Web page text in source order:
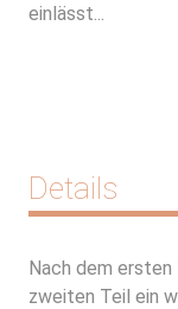
einlässt...
Details
Nach dem ersten
zweiten Teil ein